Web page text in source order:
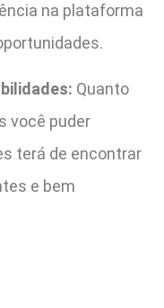
na plataforma
Quanto
você puder
terá de encontrar
e bem